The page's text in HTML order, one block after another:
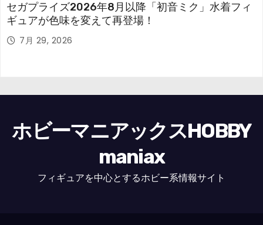
セガプライズ2026年8月以降「初音ミク」水着フィ
ギュアが色味を変えて再登場！
7月 29, 2026
ホビーマニアックスHOBBY
maniax
フィギュアを中心とするホビー系情報サイト